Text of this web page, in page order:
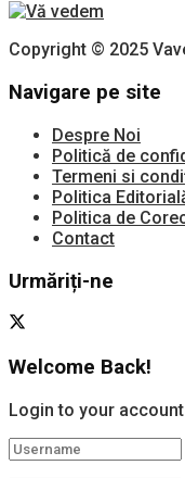
Copyright © 2025
Navigare pe site
Despre Noi
Politică de
Termeni si
Politica
Politica de
Contact
Urmăriți-ne
Welcome Back!
Login to your